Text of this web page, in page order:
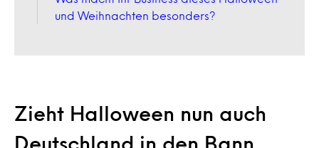
und Weihnachten besonders?
Zieht Halloween nun auch
Deutschland in den Bann